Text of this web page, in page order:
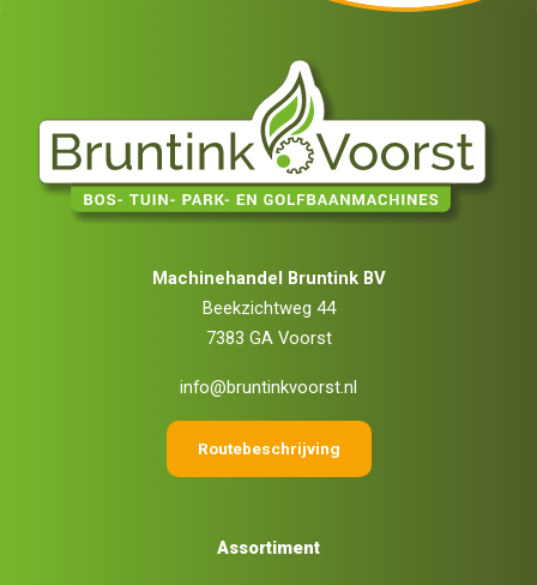
Machinehandel Bruntink BV
Beekzichtweg 44
7383 GA Voorst
info@bruntinkvoorst.nl
Routebeschrijving
Assortiment